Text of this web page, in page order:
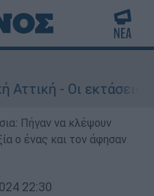
- Οι εκτάσεις που
Πήγαν να κλέψουν
ο ένας και τον άφησαν
22:30